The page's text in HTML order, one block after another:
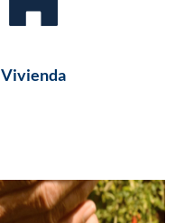
Vivienda